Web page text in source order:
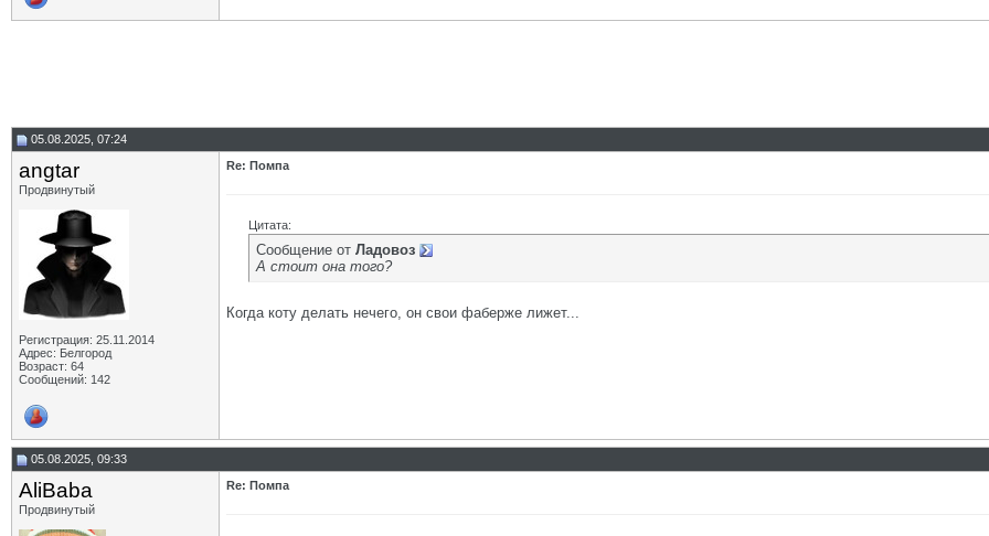
05.08.2025, 07:24
angtar
Продвинутый
Регистрация: 25.11.2014
Адрес: Белгород
Возраст: 64
Сообщений: 142
Re: Помпа
Цитата:
Сообщение от Ладовоз
А стоит она того?
Когда коту делать нечего, он свои фаберже лижет...
05.08.2025, 09:33
AliBaba
Продвинутый
Re: Помпа